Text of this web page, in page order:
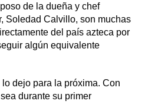
de la dueña y chef
Soledad Calvillo, son muchas
del país azteca por
algún equivalente
dejo para la próxima. Con
durante su primer